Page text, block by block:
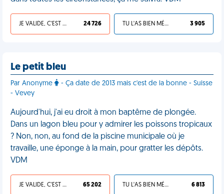
JE VALIDE, C'EST UNE VDM 24 726 TU L'AS BIEN MÉRITÉ 3 905
Le petit bleu
Par Anonyme
- Ça date de 2013 mais c'est de la bonne - Suisse
- Vevey
Aujourd'hui, j'ai eu droit à mon baptême de plongée.
Dans un lagon bleu pour y admirer les poissons tropicaux
? Non, non, au fond de la piscine municipale où je
travaille, une éponge à la main, pour gratter les dépôts.
VDM
JE VALIDE, C'EST UNE VDM 65 202 TU L'AS BIEN MÉRITÉ 6 813